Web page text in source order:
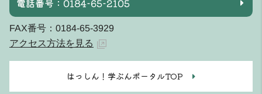
電話番号：0184-65-2105
FAX番号：0184-65-3929
アクセス方法を見る
はっしん！学ぶんポータルTOP